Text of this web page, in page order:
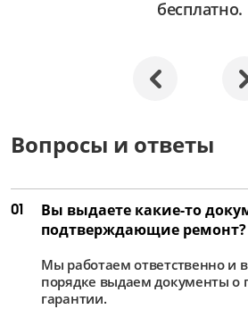
бесплатно.
Вопросы и ответы
01
Вы выдаете какие-то
подтверждающие ремонт?
Мы работаем ответственно и
порядке выдаем документы о
гарантии.